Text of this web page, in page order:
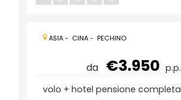
ASIA- CINA- PECHINO
da €3.950 p.p.
volo + hotel pensione completa